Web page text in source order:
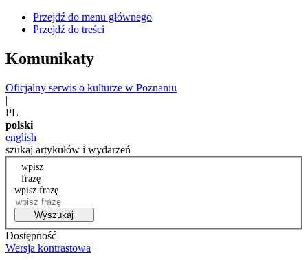
Przejdź do menu głównego
Przejdź do treści
Komunikaty
Oficjalny serwis o kulturze w Poznaniu
|
PL
polski
english
szukaj artykułów i wydarzeń
wpisz
frazę
wpisz frazę
Wyszukaj
Dostępność
Wersja kontrastowa